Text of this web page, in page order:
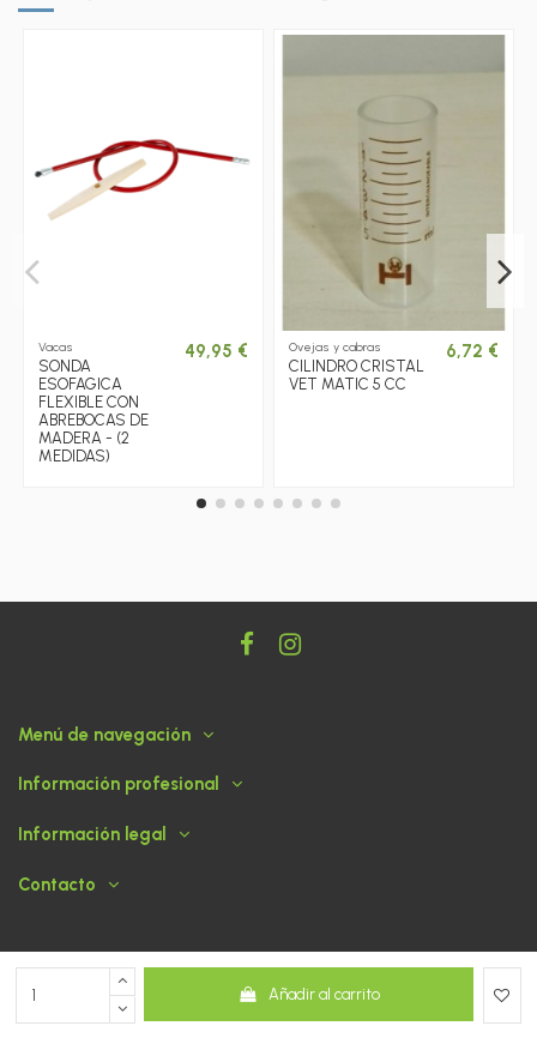
Añadir al carrito
Vacas
SONDA
ESOFAGICA
FLEXIBLE CON
ABREBOCAS DE
MADERA - (2
MEDIDAS)
49,95 € Ovejas y cabras
CILINDRO CRISTAL
VET MATIC 5 CC
6,72 €
Menú de navegación
Información profesional
Información legal
Contacto
© 2026 ABASOGAN - Tienda desarrollada por